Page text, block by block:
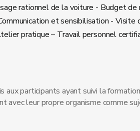
rationnel de la voiture - Budget
et sensibilisation - Visite
pratique – Travail personnel
participants ayant suivi la
avec leur propre organisme comme